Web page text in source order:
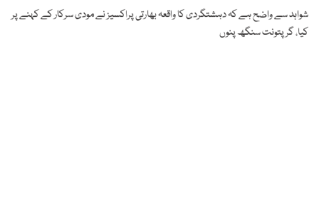
شواہد سے واضح ہے کہ دہشتگردی کا واقعہ بھارتی پراکسیز نے مودی سرکار کے کہنے پر
کیا، گرپتونت سنگھ پنوں